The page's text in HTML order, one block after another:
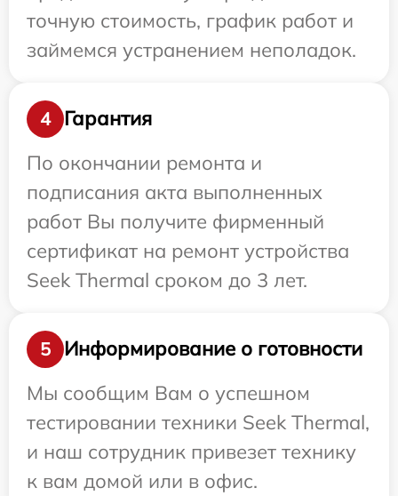
точную стоимость, график работ и
займемся устранением неполадок.
4
Гарантия
По окончании ремонта и
подписания акта выполненных
работ Вы получите фирменный
сертификат на ремонт устройства
Seek Thermal сроком до 3 лет.
5
Информирование о готовности
Мы сообщим Вам о успешном
тестировании техники Seek Thermal,
и наш сотрудник привезет технику
к вам домой или в офис.